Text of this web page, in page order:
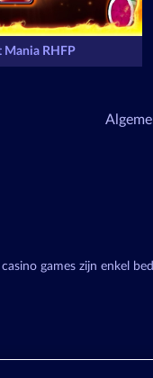
Mania RHFP
casino games zijn enkel